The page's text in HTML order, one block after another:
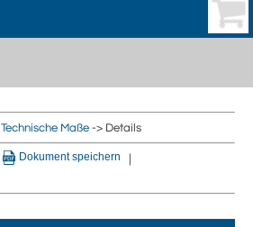
Technische Maße -> Details
Dokument speichern